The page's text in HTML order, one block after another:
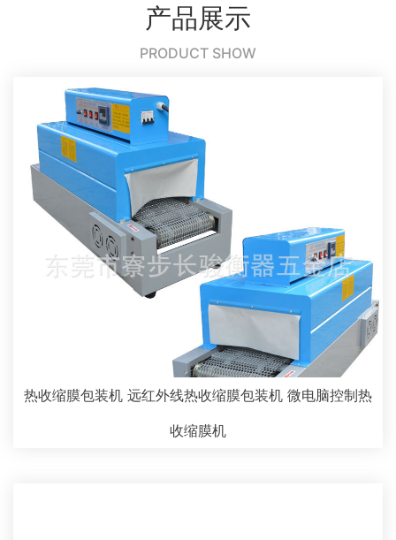
产品展示
PRODUCT SHOW
热收缩膜包装机 远红外线热收缩膜包装机 微电脑控制热
收缩膜机